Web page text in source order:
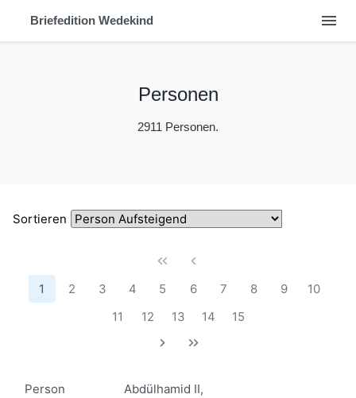
Briefedition Wedekind menu
Personen
2911 Personen.
Sortieren
1 2 3 4 5 6 7 8 9
10
11
12 13 14 15
Person Abdülhamid II,